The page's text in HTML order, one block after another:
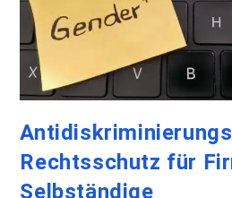
Rechtsschutz für
Selbständige